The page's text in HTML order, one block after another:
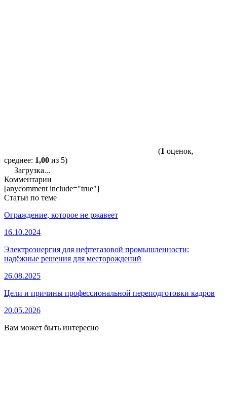
(1 оценок,
среднее: 1,00 из 5)
Загрузка...
Комментарии
[anycomment include="true"]
Статьи по теме
Ограждение, которое не ржавеет
16.10.2024
Электроэнергия для нефтегазовой промышленности:
надёжные решения для месторождений
26.08.2025
Цели и причины профессиональной переподготовки кадров
20.05.2026
Вам может быть интересно